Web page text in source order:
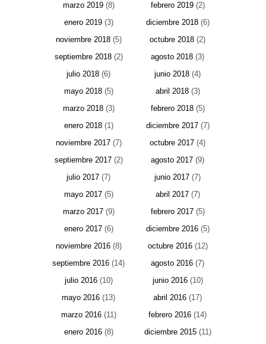
marzo 2019(8) febrero 2019(2)
enero 2019(3) diciembre 2018(6)
noviembre 2018(5) octubre 2018 (2)
septiembre 2018(2) agosto 2018 (3)
julio 2018 (6) junio 2018 (4)
mayo 2018(5) abril 2018(3)
marzo 2018(3) febrero 2018(5)
enero 2018(1) diciembre 2017(7)
noviembre 2017(7) octubre 2017 (4)
septiembre 2017(2) agosto 2017 (9)
julio 2017 (7) junio 2017 (7)
mayo 2017(5) abril 2017(7)
marzo 2017(9) febrero 2017(5)
enero 2017(6) diciembre 2016(5)
noviembre 2016(8) octubre 2016(12)
septiembre 2016 (14) agosto 2016 (7)
julio 2016(10) junio 2016(10)
mayo 2016 (13) abril 2016 (17)
marzo 2016(11) febrero 2016 (14)
enero 2016(8) diciembre 2015(11)